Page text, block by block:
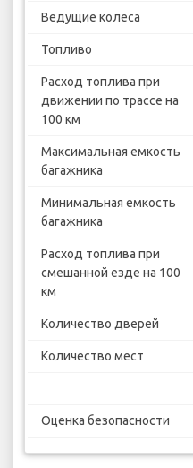
Ведущие колеса
Топливо
Расход топлива при
движении по трассе на
100 км
Максимальная емкость
багажника
Минимальная емкость
багажника
Расход топлива при
смешанной езде на 100
км
Количество дверей
Количество мест
Оценка безопасности